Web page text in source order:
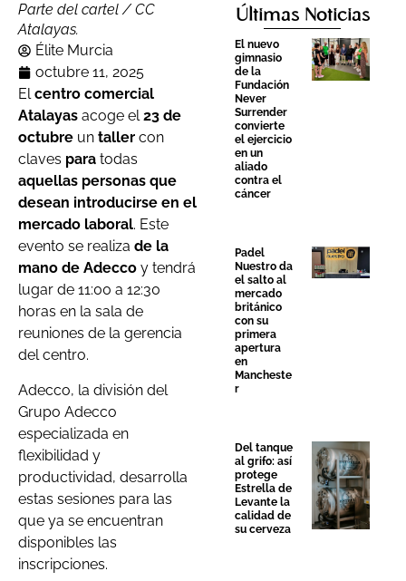
Parte del cartel / CC
Atalayas.
Élite Murcia
octubre 11, 2025
Elcentro comercial
Atalayas acoge el23 de
octubre un taller con
claves para todas
aquellas personas que
desean introducirse en el
mercado laboral. Este
evento se realiza de la
mano de Adecco y tendrá
lugar de 11:00 a 12:30
horas en la sala de
reuniones de la gerencia
del centro.
Adecco, la división del
Grupo Adecco
especializada en
flexibilidad y
productividad, desarrolla
estas sesiones para las
que ya se encuentran
disponibles las
inscripciones.
Últimas Noticias
El nuevo
gimnasio
de la
Fundación
Never
Surrender
convierte
el ejercicio
en un
aliado
contra el
cáncer
Padel
Nuestro da
el salto al
mercado
británico
con su
primera
apertura
en
Mancheste
r
Del tanque
al grifo: así
protege
Estrella de
Levante la
calidad de
su cerveza